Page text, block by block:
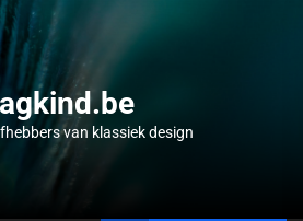
van klassiek design